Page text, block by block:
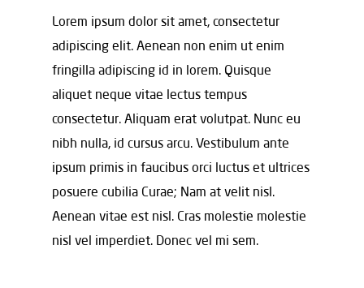
Lorem ipsum dolor sit amet, consectetur
adipiscing elit. Aenean non enim ut enim
fringilla adipiscing id in lorem. Quisque
aliquet neque vitae lectus tempus
consectetur. Aliquam erat volutpat. Nunc eu
nibh nulla, id cursus arcu. Vestibulum ante
ipsum primis in faucibus orci luctus et ultrices
posuere cubilia Curae; Nam at velit nisl.
Aenean vitae est nisl. Cras molestie molestie
nisl vel imperdiet. Donec vel mi sem.